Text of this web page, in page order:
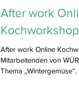
After work
Kochworkshop
After work Online
Mitarbeitenden von
Thema